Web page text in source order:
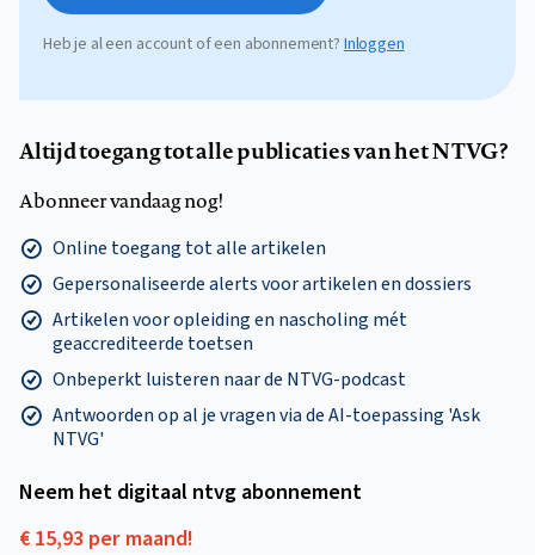
Heb je al een account of een abonnement?Inloggen
Altijd toegang tot alle publicaties van het NTVG?
Abonneer vandaag nog!
Online toegang tot alle artikelen
Gepersonaliseerde alerts voor artikelen en dossiers
Artikelen voor opleiding en nascholing mét
geaccrediteerde toetsen
Onbeperkt luisteren naar de NTVG-podcast
Antwoorden op al je vragen via de AI-toepassing 'Ask
NTVG'
Neem het digitaal ntvg abonnement
€ 15,93 per maand!